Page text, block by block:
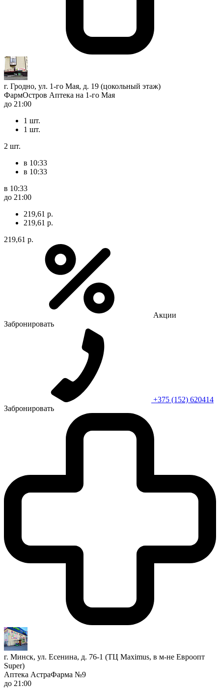
г. Гродно, ул. 1-го Мая, д. 19 (цокольный этаж)
ФармОстров Аптека на 1-го Мая
до 21:00
1 шт.
1 шт.
2 шт.
в 10:33
в 10:33
в 10:33
до 21:00
219,61 р.
219,61 р.
219,61 р.
Акции
Забронировать
+375 (152) 620414
Забронировать
г. Минск, ул. Есенина, д. 76-1 (ТЦ Maximus, в м-не Евроопт
Super)
Аптека АстраФарма №9
до 21:00